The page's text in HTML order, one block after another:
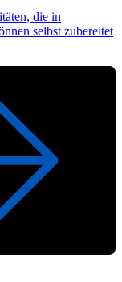
die in
selbst zubereitet